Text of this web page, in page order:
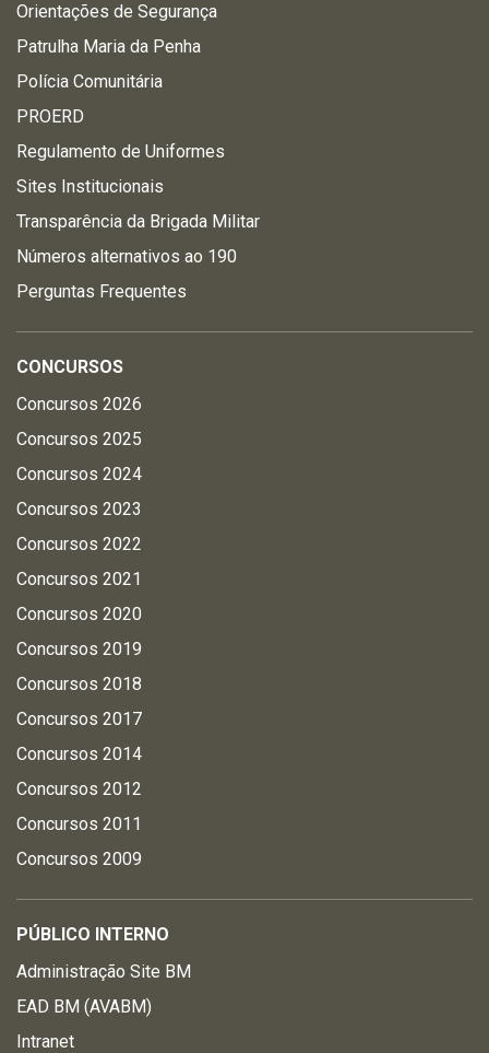
Orientações de Segurança
Patrulha Maria da Penha
Polícia Comunitária
PROERD
Regulamento de Uniformes
Sites Institucionais
Transparência da Brigada Militar
Números alternativos ao 190
Perguntas Frequentes
CONCURSOS
Concursos 2026
Concursos 2025
Concursos 2024
Concursos 2023
Concursos 2022
Concursos 2021
Concursos 2020
Concursos 2019
Concursos 2018
Concursos 2017
Concursos 2014
Concursos 2012
Concursos 2011
Concursos 2009
PÚBLICO INTERNO
Administração Site BM
EAD BM (AVABM)
Intranet